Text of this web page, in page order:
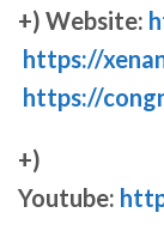
+) Website:
https://
https://
+)
Youtube: